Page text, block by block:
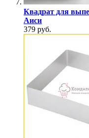
Квадрат для
Аиси
379 руб.